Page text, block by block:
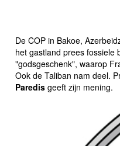
De COP in Bakoe,
het gastland prees fossiele
"godsgeschenk", waarop
Ook de Taliban nam deel.
Paredis geeft zijn mening.